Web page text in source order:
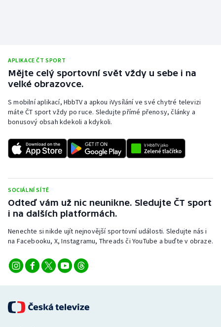
APLIKACE ČT SPORT
Mějte celý sportovní svět vždy u sebe i na
velké obrazovce.
S mobilní aplikací, HbbTV a apkou iVysílání ve své chytré televizi
máte ČT sport vždy po ruce. Sledujte přímé přenosy, články a
bonusový obsah kdekoli a kdykoli.
SOCIÁLNÍ SÍTĚ
Odteď vám už nic neunikne. Sledujte ČT sport
i na dalších platformách.
Nenechte si nikde ujít nejnovější sportovní události. Sledujte nás i
na Facebooku, X, Instagramu, Threads či YouTube a buďte v obraze.